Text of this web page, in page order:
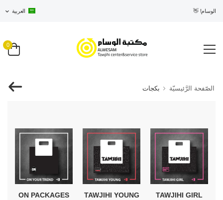
الوسام! 👋 العربية
0
الصّفحة الرَّئيسيّة بكجات
TAWJIHI GIRL
TAWJIHI YOUNG
ON PACKAGES